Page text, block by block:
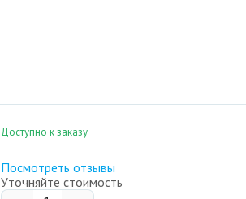
Доступно к заказу
Посмотреть отзывы
Уточняйте стоимость